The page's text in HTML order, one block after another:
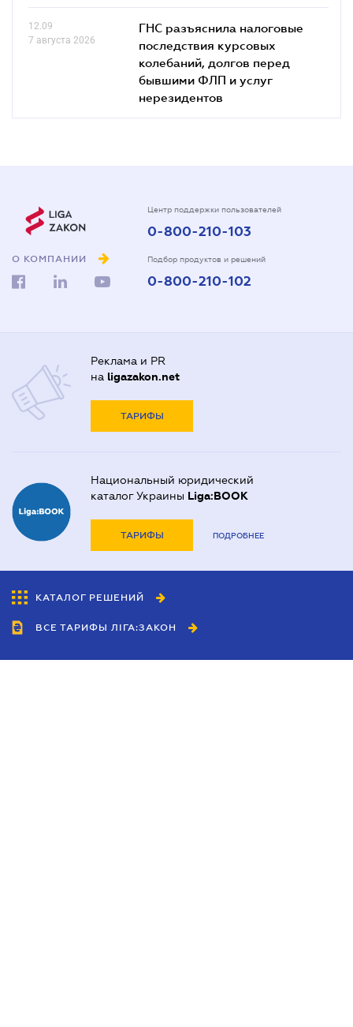
12.09
7 августа 2026
ГНС разъяснила налоговые
последствия курсовых
колебаний, долгов перед
бывшими ФЛП и услуг
нерезидентов
О КОМПАНИИ
Центр поддержки пользователей
0-800-210-103
Подбор продуктов и решений
0-800-210-102
Реклама и PR
на ligazakon.net
ТАРИФЫ
Национальный юридический
каталог Украины Liga:BOOK
ТАРИФЫ ПОДРОБНЕЕ
КАТАЛОГ РЕШЕНИЙ
ВСЕ ТАРИФЫ ЛІГА:ЗАКОН